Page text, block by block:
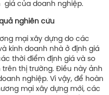
giá của doanh nghiệp.
nghiên cứu
mại xây dựng do các
kinh doanh nhà ở định giá
thời điểm định giá và so
thị trường. Điều này ảnh
nghiệp. Vì vậy, để hoàn
mại xây dựng mới, các